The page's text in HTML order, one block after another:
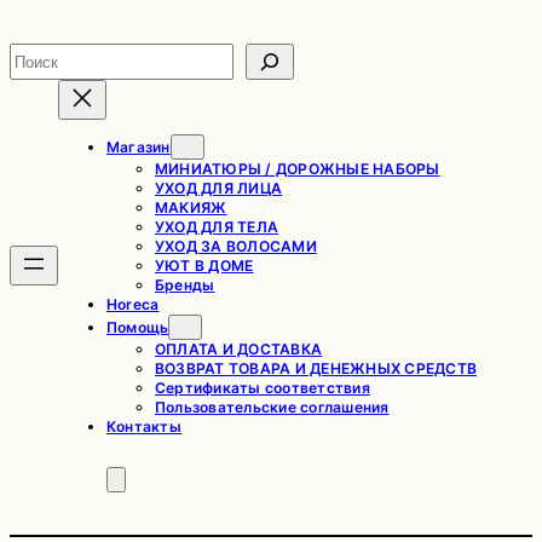
содержимому
Поиск
Магазин
МИНИАТЮРЫ / ДОРОЖНЫЕ НАБОРЫ
УХОД ДЛЯ ЛИЦА
МАКИЯЖ
УХОД ДЛЯ ТЕЛА
УХОД ЗА ВОЛОСАМИ
УЮТ В ДОМЕ
Бренды
Horeca
Помощь
ОПЛАТА И ДОСТАВКА
ВОЗВРАТ ТОВАРА И ДЕНЕЖНЫХ СРЕДСТВ
Сертификаты соответствия
Пользовательские соглашения
Контакты